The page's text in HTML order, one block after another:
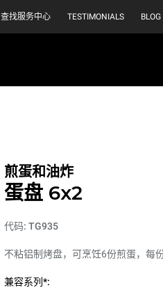
查找服务中心 TESTIMONIALS BLOG
煎蛋和油炸
蛋盘 6x2
代码: TG935
不粘铝制烤盘，可烹饪6份煎蛋，每
兼容系列*: